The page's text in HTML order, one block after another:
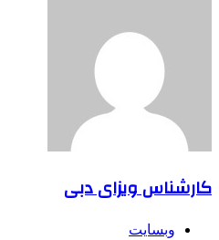
کارشناس ویزای دبی
وبسایت